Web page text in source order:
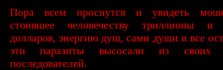
Пора всем проснутся и увидеть
стоившее человечеству триллионы и
долларов, энергию душ, сами души и все
эти паразиты высосали из своих
последователей.